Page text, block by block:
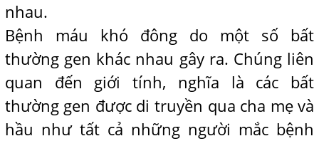
nhau.
Bệnh máu khó đông do một số bất
thường gen khác nhau gây ra. Chúng liên
quan đến giới tính, nghĩa là các bất
thường gen được di truyền qua cha mẹ và
hầu như tất cả những người mắc bệnh